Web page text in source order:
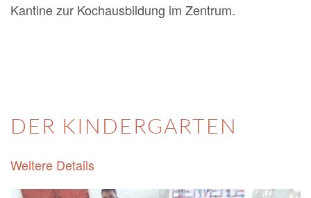
Kantine zur Kochausbildung im Zentrum.
DER KINDERGARTEN
Weitere Details